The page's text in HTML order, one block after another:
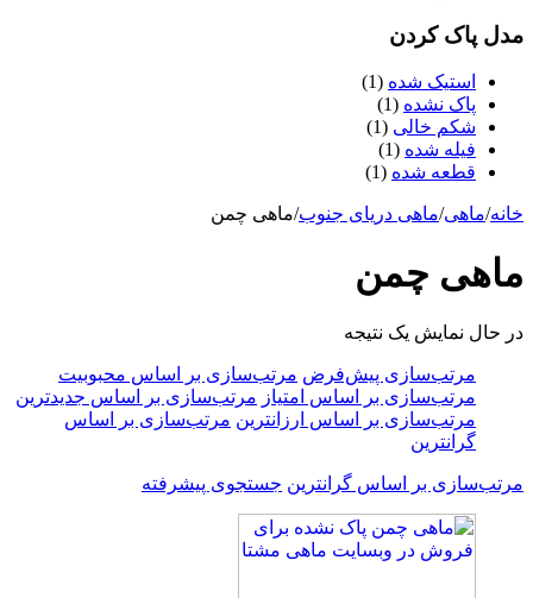
مدل پاک کردن
استیک شده (1)
پاک نشده (1)
شکم خالی (1)
فیله شده (1)
قطعه شده (1)
خانه/ماهی/ماهی دریای جنوب/ماهی چمن
ماهی چمن
در حال نمایش یک نتیجه
مرتب‌سازی پیش‌فرض مرتب‌سازی بر اساس محبوبیت
مرتب‌سازی بر اساس امتیاز مرتب‌سازی بر اساس جدیدترین
مرتب‌سازی بر اساس ارزانترین مرتب‌سازی بر اساس
گرانترین
مرتب‌سازی بر اساس گرانترین جستجوی پیشرفته